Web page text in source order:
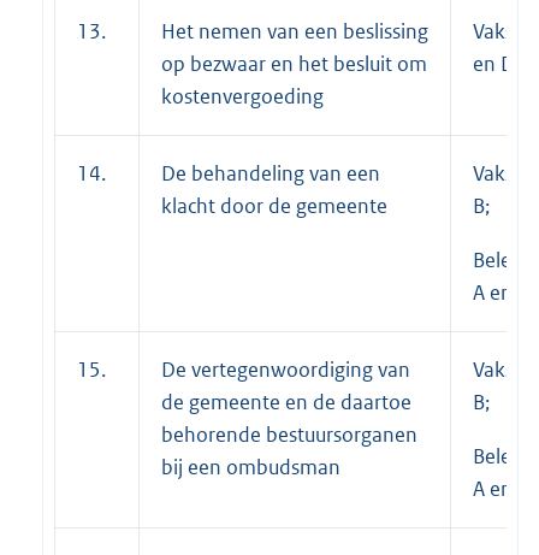
13.
Het nemen van een beslissing
op bezwaar en het besluit om
kostenvergoeding
en D
14.
De behandeling van een
klacht door de gemeente
B;
A en B
15.
De vertegenwoordiging van
de gemeente en de daartoe
behorende bestuursorganen
bij een ombudsman
B;
A en B